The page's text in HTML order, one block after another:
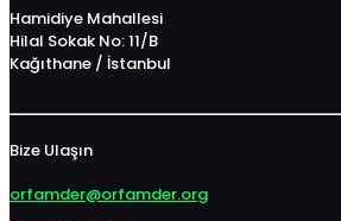
Hamidiye Mahallesi
Hilal Sokak No: 11/B
Kağıthane / İstanbul
Bize Ulaşın
orfamder@orfamder.org